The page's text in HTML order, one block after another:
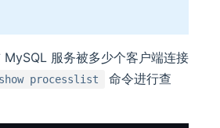
服务被多少个客户端连接
show processlist
命令进行查